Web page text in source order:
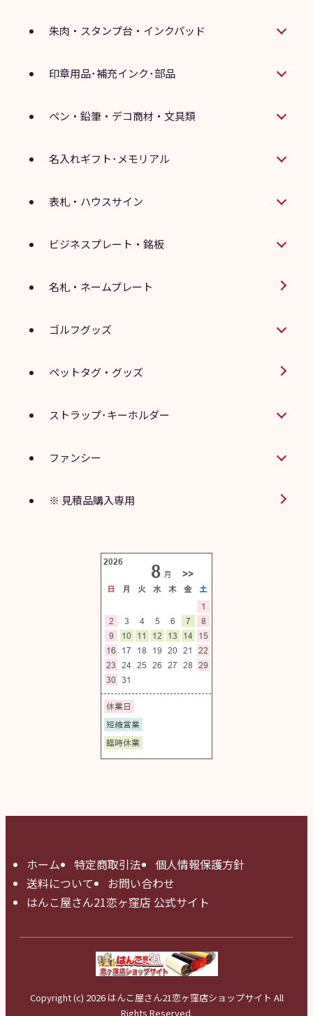
朱肉・スタンプ台・インクパッド
印章用品･補充インク･部品
ペン・鉛筆・デコ商材・文具類
名入れギフト･メモリアル
表札・ハウスサイン
ビジネスプレート・銘板
名札・ネームプレート
ゴルフグッズ
ペットタグ・グッズ
ストラップ･キーホルダー
ファンシー
※ 見積品購入専用
ホーム 特定商取引法
個人情報保護方針
送料について
お問い合わせ
はんこ屋さん21恋ヶ窪店 公式サイト
Copyright (c) 2026 はんこ屋さん21恋ヶ窪店ショップサイト All
Rights Reserved.